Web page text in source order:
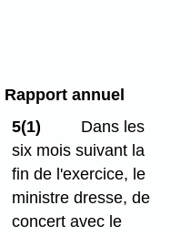
Rapport annuel
5(1)
Dans les
six mois suivant la
fin de l'exercice, le
ministre dresse, de
concert avec le